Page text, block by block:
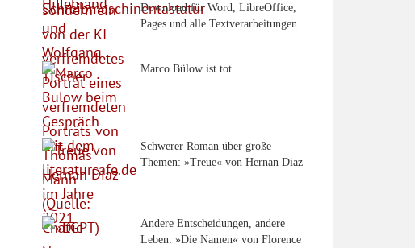
Download für Word, LibreOffice,
Pages und alle Textverarbeitungen
Marco Bülow ist tot
Schwerer Roman über große
Themen: »Treue« von Hernan Diaz
Andere Entscheidungen, andere
Leben: »Die Namen« von Florence